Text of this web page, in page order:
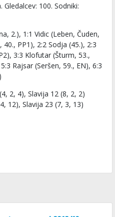
Gledalcev: 100. Sodniki:
2.), 1:1 Vidic (Leben, Čuden,
PP1), 2:2 Sodja (45.), 2:3
3:3 Klofutar (Šturm, 53.,
Rajsar (Seršen, 59., EN), 6:3
2, 4), Slavija 12 (8, 2, 2)
12), Slavija 23 (7, 3, 13)